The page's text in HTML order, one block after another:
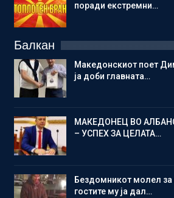
поради екстремни…
Балкан
Македонскиот поет
ја доби главната…
МАКЕДОНЕЦ ВО
– УСПЕХ ЗА ЦЕЛАТА…
Бездомникот молел за
гостите му ја дал…